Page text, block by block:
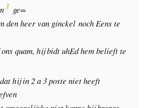
3 ge=
den heer van ginckel noch Eens te
quam, hij bidt uhEd hem belieft te
dat hij in 2 a 3 poste niet heeft